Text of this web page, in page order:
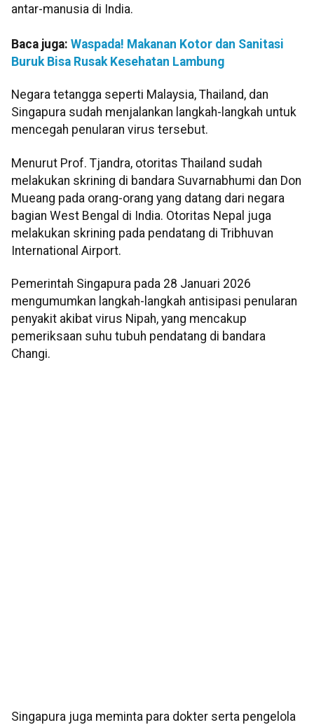
antar-manusia di India.
Baca juga: Waspada! Makanan Kotor dan Sanitasi
Buruk Bisa Rusak Kesehatan Lambung
Negara tetangga seperti Malaysia, Thailand, dan
Singapura sudah menjalankan langkah-langkah untuk
mencegah penularan virus tersebut.
Menurut Prof. Tjandra, otoritas Thailand sudah
melakukan skrining di bandara Suvarnabhumi dan Don
Mueang pada orang-orang yang datang dari negara
bagian West Bengal di India. Otoritas Nepal juga
melakukan skrining pada pendatang di Tribhuvan
International Airport.
Pemerintah Singapura pada 28 Januari 2026
mengumumkan langkah-langkah antisipasi penularan
penyakit akibat virus Nipah, yang mencakup
pemeriksaan suhu tubuh pendatang di bandara
Changi.
Singapura juga meminta para dokter serta pengelola